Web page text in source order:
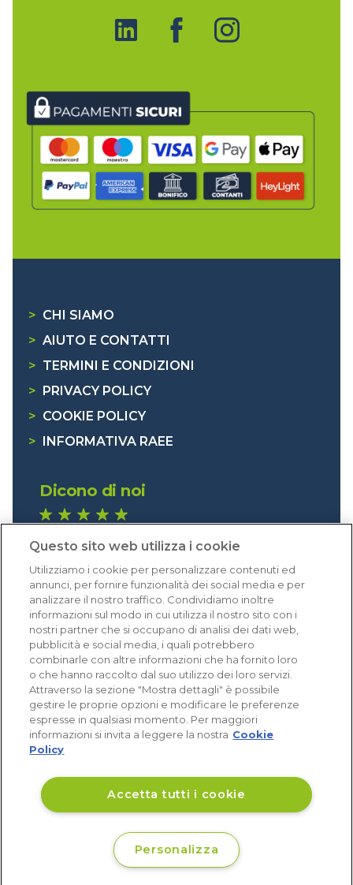
> CHI SIAMO
> AIUTO E CONTATTI
> TERMINI E CONDIZIONI
>
PRIVACY POLICY
> COOKIE POLICY
>
INFORMATIVA RAEE
Dicono di noi
Eccellente (4,8)
Acquisti verificati
Disponibile
Questo sito web utilizza i cookie
Utilizziamo i cookie per personalizzare contenuti ed
annunci, per fornire funzionalità dei social media e per
analizzare il nostro traffico. Condividiamo inoltre
informazioni sul modo in cui utilizza il nostro sito con i
nostri partner che si occupano di analisi dei dati web,
pubblicità e social media, i quali potrebbero
combinarle con altre informazioni che ha fornito loro
o che hanno raccolto dal suo utilizzo dei loro servizi.
Attraverso la sezione "Mostra dettagli" è possibile
gestire le proprie opzioni e modificare le preferenze
espresse in qualsiasi momento. Per maggiori
informazioni si invita a leggere la nostra Cookie
Policy
Accetta tutti i cookie
Personalizza